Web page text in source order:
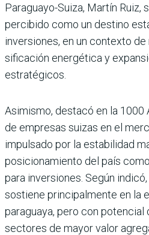
Paraguayo-Suiza, Martín Ruiz,
percibido como un destino
inversiones, en un con­texto
sificación energética y
estratégicos.
Asimismo, destacó en la
de empresas suizas en el
impulsado por la estabilidad
posicionamiento del país
para inversiones. Según
sostiene principalmente en la
para­guaya, pero con potencial
sectores de mayor valor